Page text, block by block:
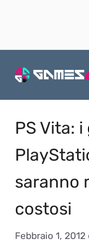
PS Vita:
saranno
costosi
Febbraio 1, 2012